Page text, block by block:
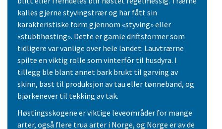
kalles gjerne styvingstrær og har fått sin
karakteristiske form gjennom «styving» eller
«stubbhøsting». Dette er gamle driftsformer som
tidligere var vanlige over hele landet. Lauvtrærne
spilte en viktig rolle som vinterfôr til husdyra. I
tillegg ble blant annet bark brukt til garving av
skinn, bast til produksjon av tau eller tønneband, og
bjørkenever til tekking av tak.
Høstingsskogene er viktige leveområder for mange
arter, også flere trua arter i Norge, og Norge er av de